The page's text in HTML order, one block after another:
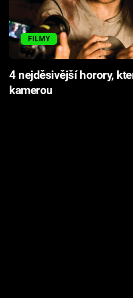
FILMY
4 nejděsivější horory,
kamerou